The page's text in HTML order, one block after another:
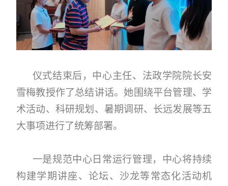
仪式结束后，中心主任、法政学院院长安
雪梅教授作了总结讲话。她围绕平台管理、学
术活动、科研规划、暑期调研、长远发展等五
大事项进行了统筹部署。
一是规范中心日常运行管理，中心将持续
构建学期讲座、论坛、沙龙等常态化活动机